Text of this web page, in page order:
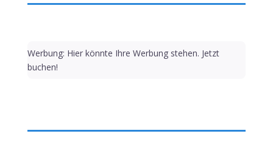
Werbung: Hier könnte Ihre Werbung stehen. Jetzt
buchen!